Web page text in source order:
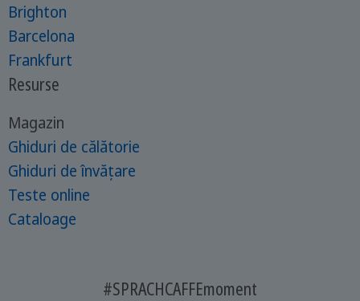
Brighton
Barcelona
Frankfurt
Resurse
Magazin
Ghiduri de călătorie
Ghiduri de învățare
Teste online
Cataloage
#SPRACHCAFFEmoment